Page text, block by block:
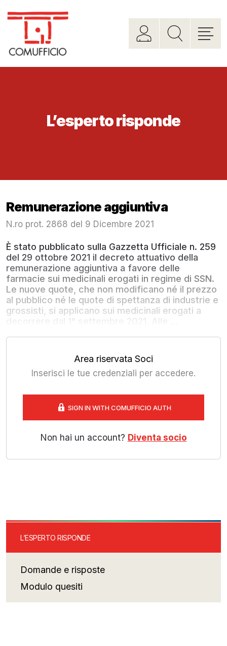
L’esperto risponde
Remunerazione aggiuntiva
N.ro prot. 2868 del 9 Dicembre 2021
È stato pubblicato sulla Gazzetta Ufficiale n. 259
del 29 ottobre 2021 il decreto attuativo della
remunerazione aggiuntiva a favore delle
farmacie sui medicinali erogati in regime di SSN.
Le nuove quote, che non modificano né il prezzo
al pubblico né le quote di spettanza di industrie e
grossisti, si applicano sui medicinali erogati a
Area riservata Soci
Inserisci le tue credenziali per accedere.
SIGN IN WITH COMUFFICIO AUTH
Non hai un account? Diventa socio
L’ESPERTO RISPONDE
Domande e risposte
Modulo quesiti